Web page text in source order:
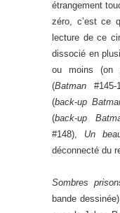
étrangement
zéro, c’est ce
lecture de ce
dissocié en
ou moins (on
(Batman
(back-up
(back-up
#148), Un
déconnecté du
Sombres
bande